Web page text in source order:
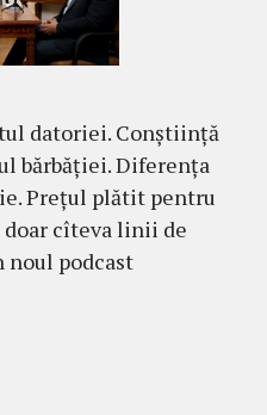
datoriei. Conștiință
bărbăției. Diferența
Prețul plătit pentru
cîteva linii de
noul podcast